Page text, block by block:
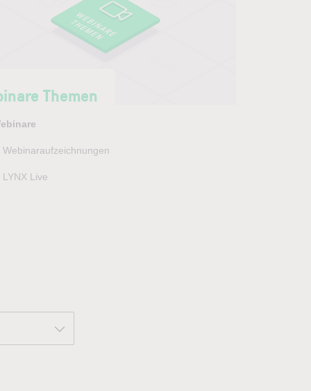
Themen
Webinaraufzeichnungen
LYNX Live